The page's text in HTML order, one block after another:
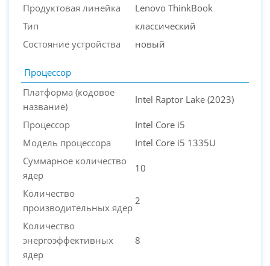
Продуктовая линейка
Lenovo ThinkBook
Тип
классический
Состояние устройства
новый
Процессор
Платформа (кодовое
название)
Intel Raptor Lake (2023)
Процессор
Intel Core i5
Модель процессора
Intel Core i5 1335U
Суммарное количество
ядер
10
Количество
производительных ядер
2
Количество
энергоэффективных
ядер
8